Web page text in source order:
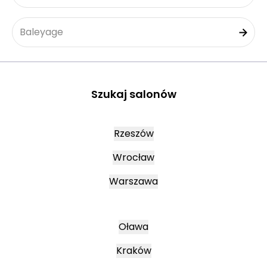
Baleyage
Szukaj salonów
Rzeszów
Wrocław
Warszawa
Oława
Kraków